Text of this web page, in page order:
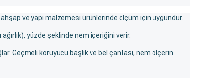
ve yapı malzemesi ürünlerinde ölçüm için uygundur.
yüzde şeklinde nem içeriğini verir.
Geçmeli koruyucu başlık ve bel çantası, nem ölçerin